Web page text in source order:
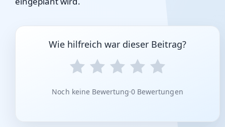
Wie hilfreich war dieser Beitrag?
Noch keine Bewertung·0 Bewertungen